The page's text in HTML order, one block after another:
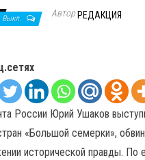
Выкл. Автор РЕДАКЦИЯ
России Юрий Ушаков
«Большой семерки»,
исторической правды. По